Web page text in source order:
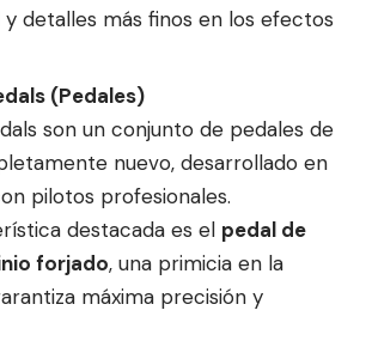
detalles más finos en los efectos
(Pedales)
son un conjunto de pedales de
nuevo, desarrollado en
pilotos profesionales.
destacada es el pedal de
forjado, una primicia en la
máxima precisión y